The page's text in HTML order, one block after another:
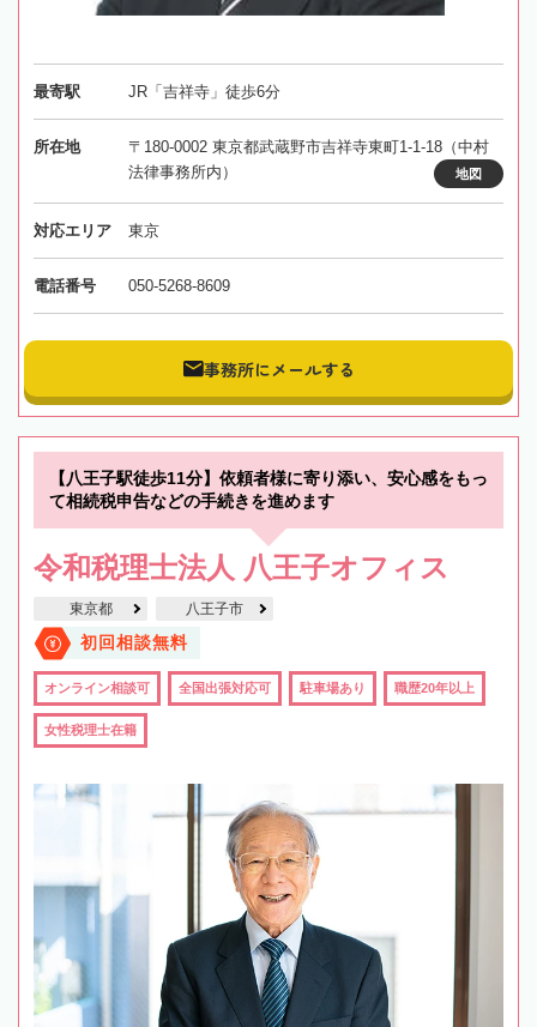
最寄駅 JR「吉祥寺」徒歩6分
所在地
〒180-0002 東京都武蔵野市吉祥寺東町1-1-18（中村
法律事務所内）
地図
対応エリア 東京
電話番号 050-5268-8609
事務所にメールする
【八王子駅徒歩11分】依頼者様に寄り添い、安心感をもっ
て相続税申告などの手続きを進めます
令和税理士法人 八王子オフィス
東京都 八王子市
初回相談無料
オンライン相談可 全国出張対応可 駐車場あり 職歴20年以上
女性税理士在籍